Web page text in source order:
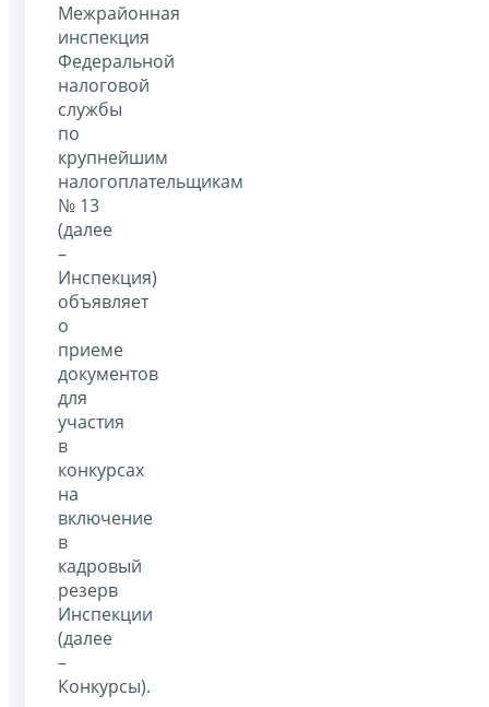
Межрайонная
инспекция
Федеральной
налоговой
службы
по
крупнейшим
налогоплательщикам
№ 13
(далее
–
Инспекция)
объявляет
о
приеме
документов
для
участия
в
конкурсах
на
включение
в
кадровый
резерв
Инспекции
(далее
–
Конкурсы).